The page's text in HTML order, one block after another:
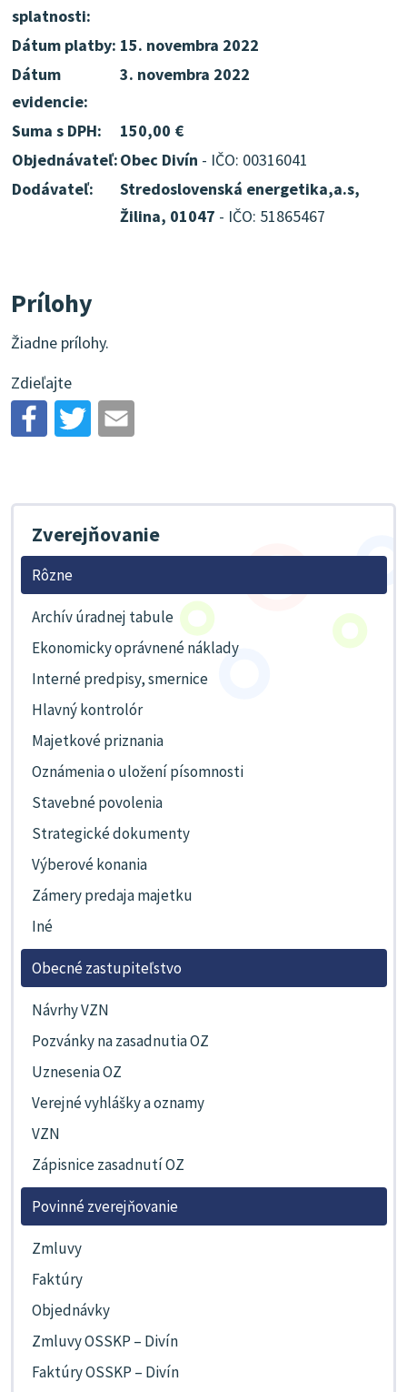
splatnosti:
Dátum platby: 15. novembra 2022
Dátum
evidencie:
3. novembra 2022
Suma s DPH:
150,00 €
Objednávateľ:Obec Divín - IČO: 00316041
Dodávateľ:
Stredoslovenská energetika,a.s,
Žilina, 01047 - IČO: 51865467
Prílohy
Žiadne prílohy.
Zdieľajte
Zverejňovanie
Rôzne
Archív úradnej tabule
Ekonomicky oprávnené náklady
Interné predpisy, smernice
Hlavný kontrolór
Majetkové priznania
Oznámenia o uložení písomnosti
Stavebné povolenia
Strategické dokumenty
Výberové konania
Zámery predaja majetku
Iné
Obecné zastupiteľstvo
Návrhy VZN
Pozvánky na zasadnutia OZ
Uznesenia OZ
Verejné vyhlášky a oznamy
VZN
Zápisnice zasadnutí OZ
Povinné zverejňovanie
Zmluvy
Faktúry
Objednávky
Zmluvy OSSKP – Divín
Faktúry OSSKP – Divín